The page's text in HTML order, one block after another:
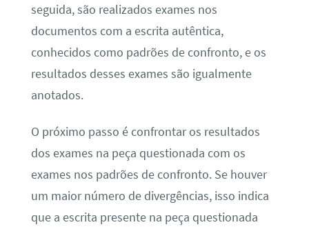
seguida, são realizados exames nos
documentos com a escrita autêntica,
conhecidos como padrões de confronto, e os
resultados desses exames são igualmente
anotados.
O próximo passo é confrontar os resultados
dos exames na peça questionada com os
exames nos padrões de confronto. Se houver
um maior número de divergências, isso indica
que a escrita presente na peça questionada